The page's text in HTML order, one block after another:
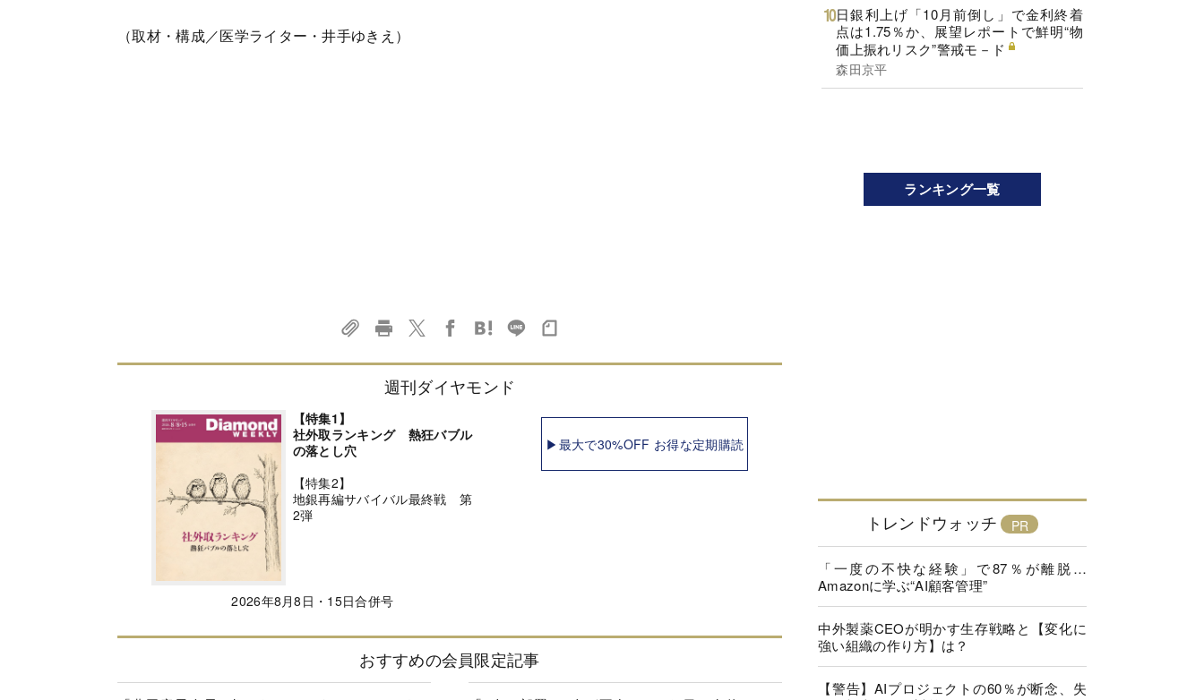
（取材・構成／医学ライター・井手ゆきえ）
週刊ダイヤモンド
【特集1】
社外取ランキング 熱狂バブル
の落とし穴
【特集2】
地銀再編サバイバル最終戦 第
2弾
2026年8月8日・15日合併号
▶最大で30%OFF お得な定期購読
おすすめの会員限定記事
日銀利上げ「10月前倒し」で金利終着
点は1.75％か、展望レポートで鮮明“物
価上振れリスク”警戒モ－ド
森田京平
ランキング一覧
トレンドウォッチ
「一度の不快な経験」で87％が離脱…
Amazonに学ぶ“AI顧客管理”
中外製薬CEOが明かす生存戦略と【変化に
強い組織の作り方】は？
【警告】AIプロジェクトの60％が断念、失